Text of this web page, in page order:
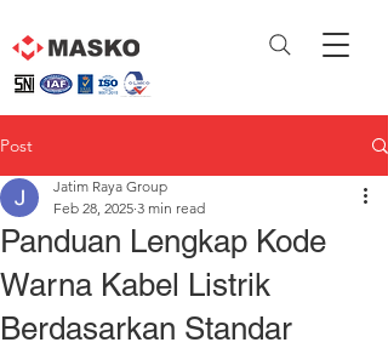
Post
Panduan Lengkap Kode
Warna Kabel Listrik
Berdasarkan Standar
Jatim Raya Group
Feb 28, 2025 3 min read